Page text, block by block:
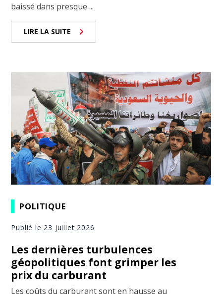
baissé dans presque ...
LIRE LA SUITE
POLITIQUE
Publié le 23 juillet 2026
Les dernières turbulences
géopolitiques font grimper les
prix du carburant
Les coûts du carburant sont en hausse au